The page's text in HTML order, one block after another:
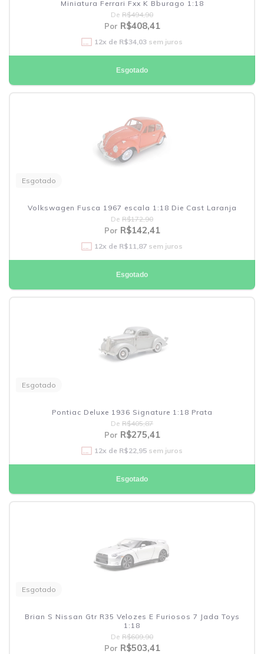
Miniatura Ferrari Fxx K Bburago 1:18
De R$494,90
Por R$408,41
12x de R$34,03 sem juros
Esgotado
Esgotado
Volkswagen Fusca 1967 escala 1:18 Die Cast Laranja
De R$172,90
Por R$142,41
12x de R$11,87 sem juros
Esgotado
Esgotado
Pontiac Deluxe 1936 Signature 1:18 Prata
De R$405,87
Por R$275,41
12x de R$22,95 sem juros
Esgotado
Esgotado
Brian S Nissan Gtr R35 Velozes E Furiosos 7 Jada Toys
1:18
De R$609,90
Por R$503,41